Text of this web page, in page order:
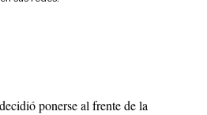
decidió ponerse al frente de la